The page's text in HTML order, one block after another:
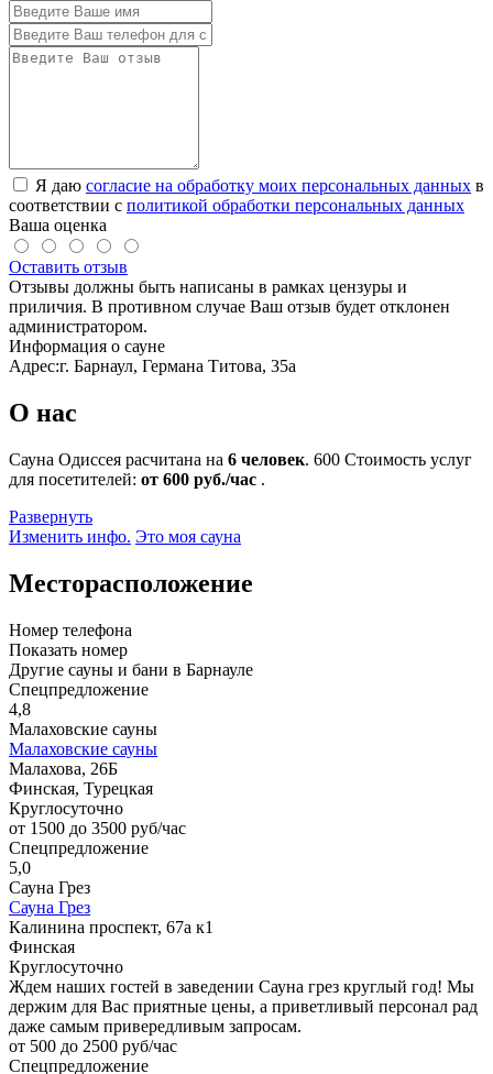
Я даю согласие на обработку моих персональных данных в
соответствии с политикой обработки персональных данных
Ваша оценка
Оставить отзыв
Отзывы должны быть написаны в рамках цензуры и
приличия. В противном случае Ваш отзыв будет отклонен
администратором.
Информация о сауне
Адрес:г. Барнаул, Германа Титова, 35а
О нас
Сауна Одиссея расчитана на 6 человек. 600 Стоимость услуг
для посетителей: от 600 руб./час .
Развернуть
Изменить инфо. Это моя сауна
Месторасположение
Номер телефона
Показать номер
Другие сауны и бани в Барнауле
Спецпредложение
4,8
Малаховские сауны
Малаховские сауны
Малахова, 26Б
Финская, Турецкая
Круглосуточно
от 1500 до 3500 руб/час
Спецпредложение
5,0
Сауна Грез
Сауна Грез
Калинина проспект, 67а к1
Финская
Круглосуточно
Ждем наших гостей в заведении Сауна грез круглый год! Мы
держим для Вас приятные цены, а приветливый персонал рад
даже самым привередливым запросам.
от 500 до 2500 руб/час
Спецпредложение